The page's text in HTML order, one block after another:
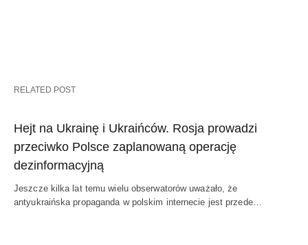
RELATED POST
Hejt na Ukrainę i Ukraińców. Rosja prowadzi
przeciwko Polsce zaplanowaną operację
dezinformacyjną
Jeszcze kilka lat temu wielu obserwatorów uważało, że
antyukraińska propaganda w polskim internecie jest przede…